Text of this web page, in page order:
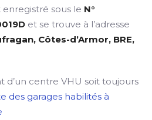
enregistré sous le N°
et se trouve à l’adresse
Côtes-d’Armor, BRE,
d’un centre VHU soit toujours
des garages habilités à